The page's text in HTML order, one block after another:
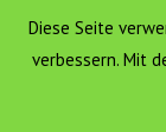
springen
Hof
Diese Seite
verbessern. Mit